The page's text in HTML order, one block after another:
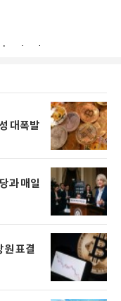
대폭발
과 매일
표결